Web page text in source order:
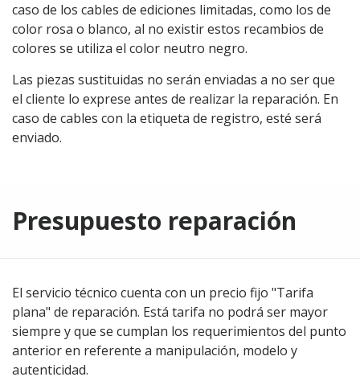
caso de los cables de ediciones limitadas, como los de
color rosa o blanco, al no existir estos recambios de
colores se utiliza el color neutro negro.
Las piezas sustituidas no serán enviadas a no ser que
el cliente lo exprese antes de realizar la reparación. En
caso de cables con la etiqueta de registro, esté será
enviado.
Presupuesto reparación
El servicio técnico cuenta con un precio fijo "Tarifa
plana" de reparación. Está tarifa no podrá ser mayor
siempre y que se cumplan los requerimientos del punto
anterior en referente a manipulación, modelo y
autenticidad.